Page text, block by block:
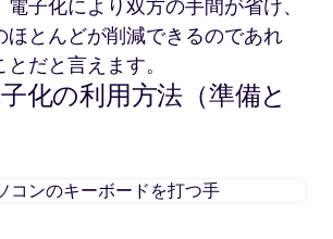
子化により双方の手間が省け、
ほとんどが削減できるのであれ
だと言えます。
化の利用方法（準備と
パ